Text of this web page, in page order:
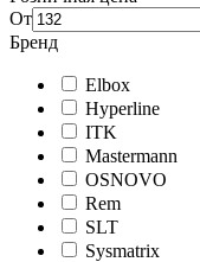
От
Бренд
Elbox
Hyperline
ITK
Mastermann
OSNOVO
Rem
SLT
Sysmatrix